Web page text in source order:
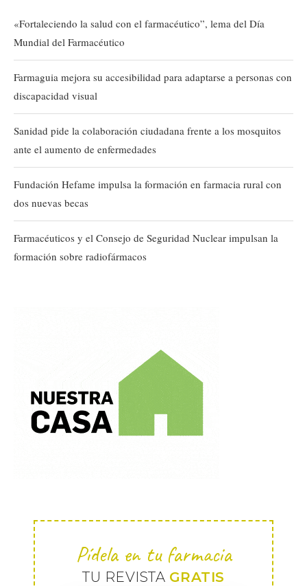
«Fortaleciendo la salud con el farmacéutico”, lema del Día
Mundial del Farmacéutico
Farmaguia mejora su accesibilidad para adaptarse a personas con
discapacidad visual
Sanidad pide la colaboración ciudadana frente a los mosquitos
ante el aumento de enfermedades
Fundación Hefame impulsa la formación en farmacia rural con
dos nuevas becas
Farmacéuticos y el Consejo de Seguridad Nuclear impulsan la
formación sobre radiofármacos
Pídela en tu farmacia
TU REVISTA GRATIS